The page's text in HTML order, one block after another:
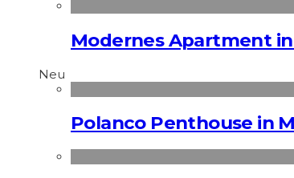
Modernes Apartment
Neu
Polanco Penthouse in